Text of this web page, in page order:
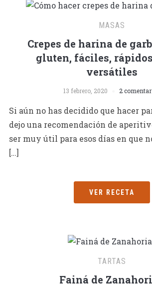
MASAS
Crepes de harina de
gluten, fáciles,
versátiles
13 febrero, 2020 2
Si aún no has decidido que hacer
dejo una recomendación de
ser muy útil para esos días en que
[…]
VER RECETA
TARTAS
Fainá de